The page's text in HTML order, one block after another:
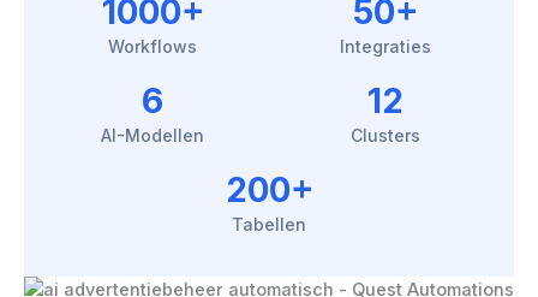
1000+
Workflows
50+
Integraties
6
AI-Modellen
12
Clusters
200+
Tabellen